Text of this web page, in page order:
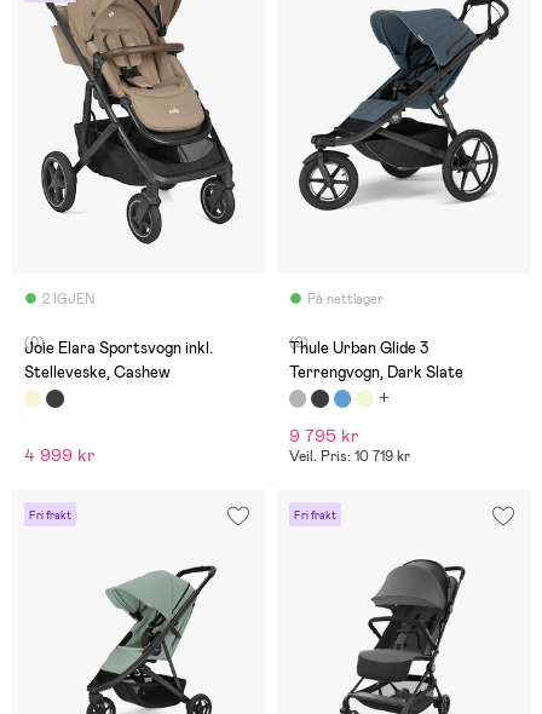
2 IGJEN
(0)
Joie Elara Sportsvogn inkl.
Stelleveske, Cashew
4 999 kr
På nettlager
(2)
Thule Urban Glide 3
Terrengvogn, Dark Slate
9 795 kr
Veil. Pris: 10 719 kr
Fri frakt Fri frakt